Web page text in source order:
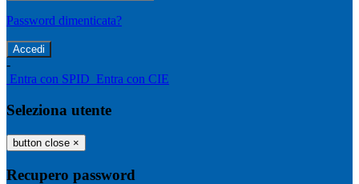
Password dimenticata?
-
Entra con SPID Entra con CIE
Seleziona utente
button close ×
Recupero password